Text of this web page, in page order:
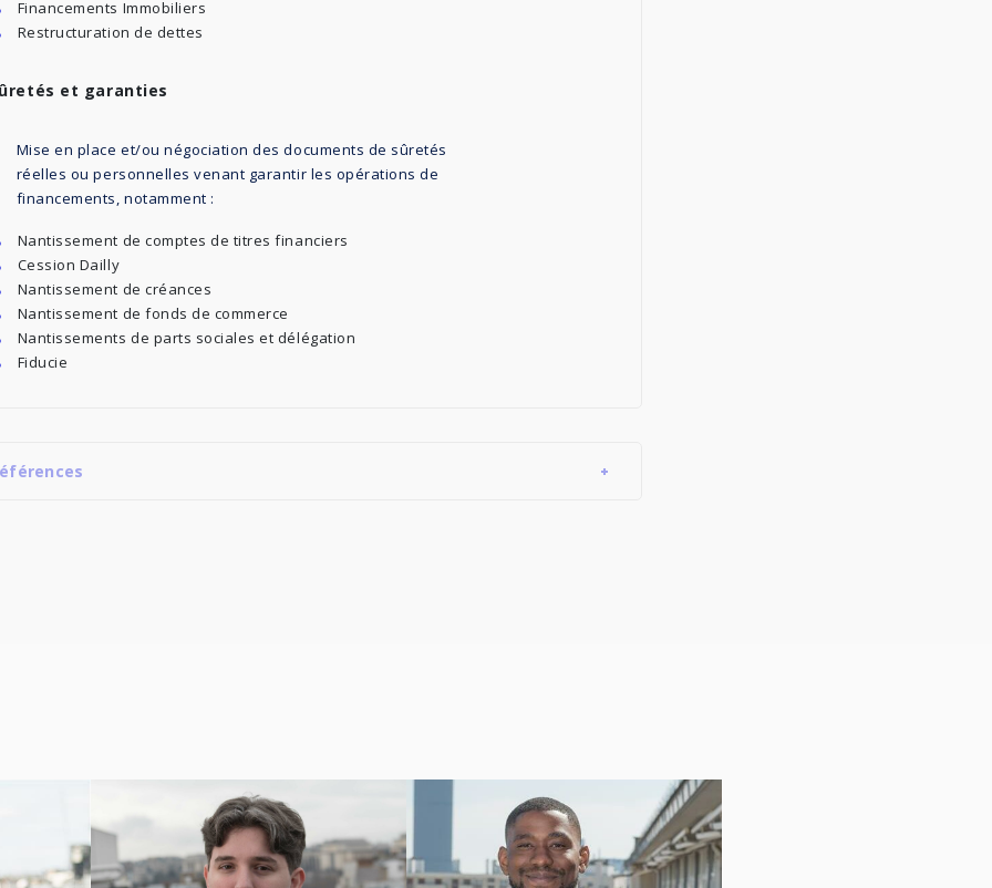
Financements Immobiliers
Restructuration de dettes
et garanties
Mise en place et/ou négociation des documents de sûretés
réelles ou personnelles venant garantir les opérations de
financements, notamment :
Nantissement de comptes de titres financiers
Cession Dailly
Nantissement de créances
Nantissement de fonds de commerce
Nantissements de parts sociales et délégation
Fiducie